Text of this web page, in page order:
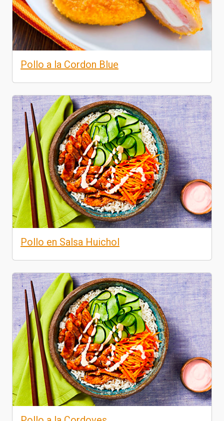
Pollo a la Cordon Blue
Pollo en Salsa Huichol